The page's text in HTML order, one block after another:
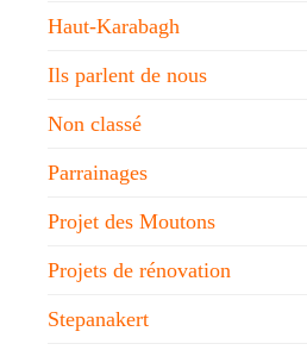
Haut-Karabagh
Ils parlent de nous
Non classé
Parrainages
Projet des Moutons
Projets de rénovation
Stepanakert